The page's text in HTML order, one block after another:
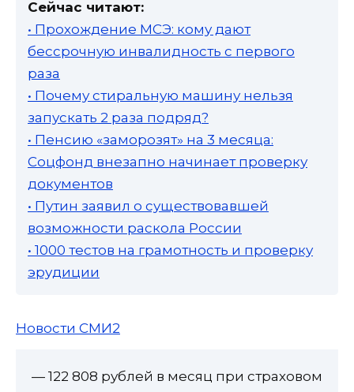
Сейчас читают:
• Прохождение МСЭ: кому дают
бессрочную инвалидность с первого
раза
• Почему стиральную машину нельзя
запускать 2 раза подряд?
• Пенсию «заморозят» на 3 месяца:
Соцфонд внезапно начинает проверку
документов
• Путин заявил о существовавшей
возможности раскола России
• 1000 тестов на грамотность и проверку
эрудиции
Новости СМИ2
— 122 808 рублей в месяц при страховом